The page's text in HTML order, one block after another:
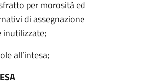
per morosità ed
di assegnazione
inutilizzate;
all’intesa;